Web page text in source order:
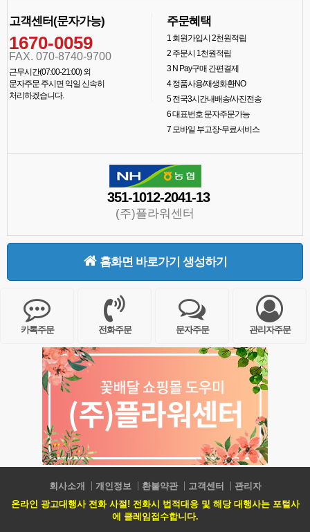
고객센터(문자가능)
1670-0059
FAX. 070-8740-9700
근무시간(07:00-21:00) 외
문자주문 주시면 익일 신속히
처리하겠습니다.
주문혜택
1회원가입시 2천원적립
2주문시 1천원적립
3N Pay구매 간편결제
4정품사용/재생화환NO
5전국3시간내배송/사진전송
6대표번호 문자주문가능
7모바일 부고장-무료서비스
351-1012-2041-13
(주)플라워센터
홈화면 바로가기 생성하기
카톡주문 전화주문 문자주문 관리자주문
회사소개 개인정보 환불약관 고객센터
관리자
온라인 광고대행사 전화 사절! 전화시 법적대응 및 해당 대행사는 포털사
에 클레임접수합니다.